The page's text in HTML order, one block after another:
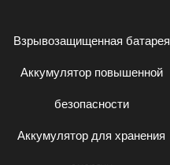
Взрывозащищенная батарея
Аккумулятор повышенной
безопасности
Аккумулятор для хранения